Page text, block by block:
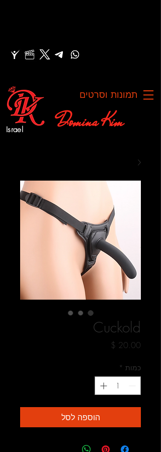
תמונות וסרטים
Domina Kim
Israel
Cuckold
כמות *
הוספה לסל